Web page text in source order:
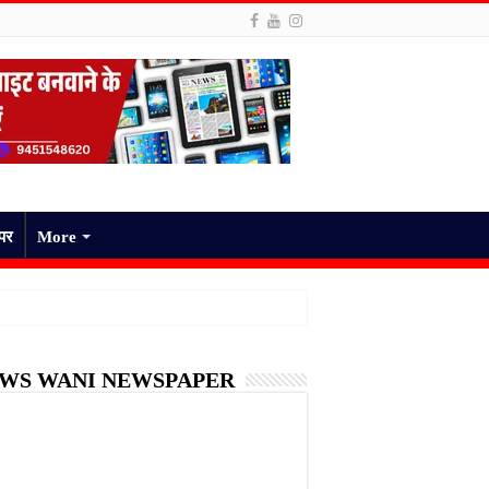
More
WANI NEWSPAPER